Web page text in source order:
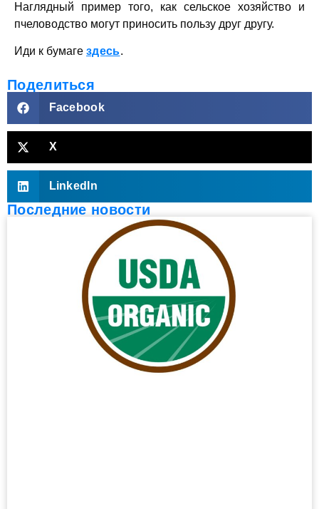
Наглядный пример того, как сельское хозяйство и
пчеловодство могут приносить пользу друг другу.
Иди к бумаге здесь.
Поделиться
Facebook
X
LinkedIn
Последние новости